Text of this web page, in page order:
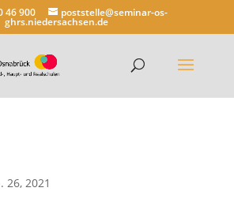
46 900 poststelle@seminar-os-
ghrs.niedersachsen.de
26, 2021